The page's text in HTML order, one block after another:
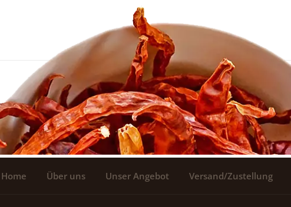
Home Über uns Unser Angebot Versand/Zustellung